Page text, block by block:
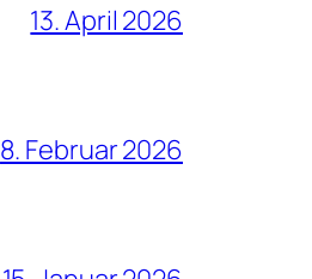
13. April 2026
8. Februar 2026